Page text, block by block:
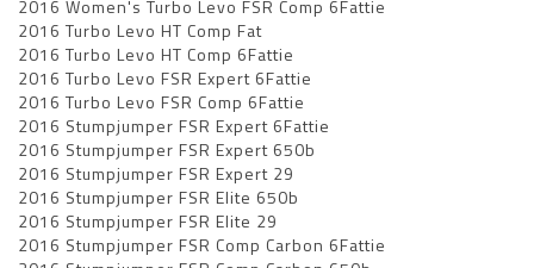
2016 Women's Turbo Levo FSR Comp 6Fattie
2016 Turbo Levo HT Comp Fat
2016 Turbo Levo HT Comp 6Fattie
2016 Turbo Levo FSR Expert 6Fattie
2016 Turbo Levo FSR Comp 6Fattie
2016 Stumpjumper FSR Expert 6Fattie
2016 Stumpjumper FSR Expert 650b
2016 Stumpjumper FSR Expert 29
2016 Stumpjumper FSR Elite 650b
2016 Stumpjumper FSR Elite 29
2016 Stumpjumper FSR Comp Carbon 6Fattie